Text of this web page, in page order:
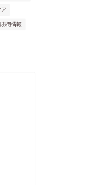
得情報